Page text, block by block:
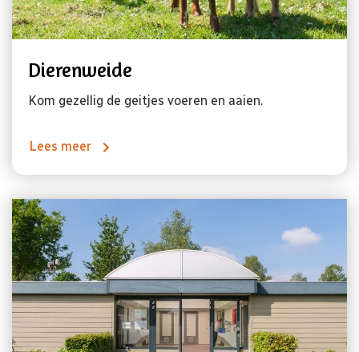
Dierenweide
Kom gezellig de geitjes voeren en aaien.
Lees meer